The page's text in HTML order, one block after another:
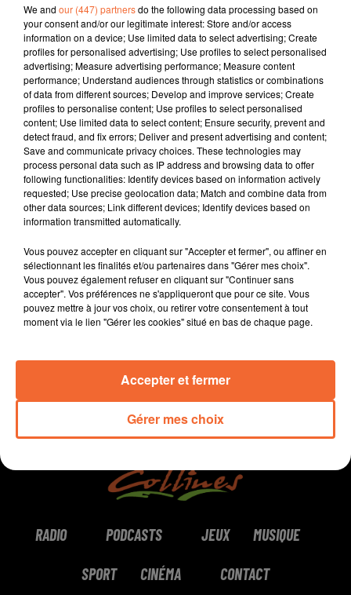
coaching bons conseils positivité
7 mai 2024 - 9 min 24 sec
VOS PROCHES VOUS RESSEMBLENT
David Puaud
La voie(x) d'Alban
Tous les 15 jours le mardi, Alban nous donne des
conseils et nous amène son énergie positive. Alban est
Bressuire.
0:00 9 min 24 sec
RADIO PODCASTS JEUX MUSIQUE
SPORT CINÉMA CONTACT
We and our (447) partnersdo the following data processing based on
your consent and/or our legitimate interest: Store and/or access
information on a device; Use limited data to select advertising; Create
profiles for personalised advertising; Use profiles to select personalised
advertising; Measure advertising performance; Measure content
performance; Understand audiences through statistics or combinations
of data from different sources; Develop and improve services; Create
profiles to personalise content; Use profiles to select personalised
content; Use limited data to select content; Ensure security, prevent and
detect fraud, and fix errors; Deliver and present advertising and content;
Save and communicate privacy choices. These technologies may
process personal data such as IP address and browsing data to offer
following functionalities: Identify devices based on information actively
requested; Use precise geolocation data; Match and combine data from
other data sources; Link different devices; Identify devices based on
information transmitted automatically.
Vous pouvez accepter en cliquant sur "Accepter et fermer", ou affiner en
sélectionnant les finalités et/ou partenaires dans "Gérer mes choix".
Vous pouvez également refuser en cliquant sur "Continuer sans
accepter". Vos préférences ne s'appliqueront que pour ce site. Vous
pouvez mettre à jour vos choix, ou retirer votre consentement à tout
moment via le lien "Gérer les cookies" situé en bas de chaque page.
Gérer mes choix
Accepter et fermer